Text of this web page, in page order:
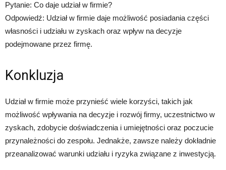
Pytanie: Co daje udział w firmie?
Odpowiedź: Udział w firmie daje możliwość posiadania części
własności i udziału w zyskach oraz wpływ na decyzje
podejmowane przez firmę.
Konkluzja
Udział w firmie może przynieść wiele korzyści, takich jak
możliwość wpływania na decyzje i rozwój firmy, uczestnictwo w
zyskach, zdobycie doświadczenia i umiejętności oraz poczucie
przynależności do zespołu. Jednakże, zawsze należy dokładnie
przeanalizować warunki udziału i ryzyka związane z inwestycją.